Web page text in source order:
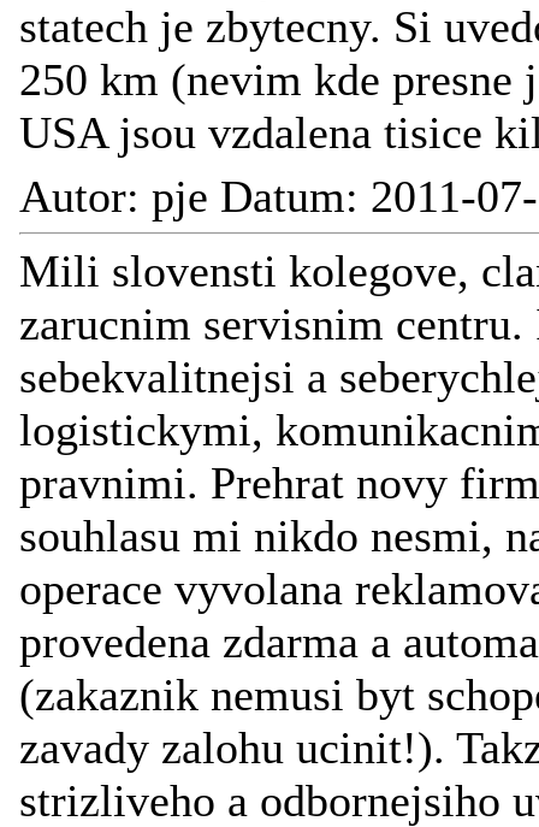
statech je zbytecny. Si
250 km (nevim kde presne
USA jsou vzdalena tisice
Autor: pje Datum: 2011-
Mili slovensti kolegove,
zarucnim servisnim
sebekvalitnejsi a
logistickymi,
pravnimi. Prehrat novy
souhlasu mi nikdo nesmi,
operace vyvolana
provedena zdarma a
(zakaznik nemusi byt
zavady zalohu ucinit!).
strizliveho a odbornejsiho